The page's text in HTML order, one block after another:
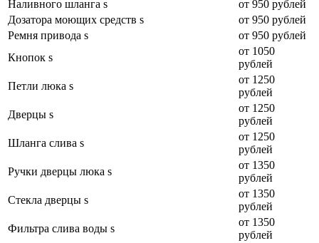
Наливного шланга s
от 950 рублей
Дозатора моющих средств s
от 950 рублей
Ремня привода s
от 950 рублей
Кнопок s
от 1050
рублей
Петли люка s
от 1250
рублей
Дверцы s
от 1250
рублей
Шланга слива s
от 1250
рублей
Ручки дверцы люка s
от 1350
рублей
Стекла дверцы s
от 1350
рублей
Фильтра слива воды s
от 1350
рублей